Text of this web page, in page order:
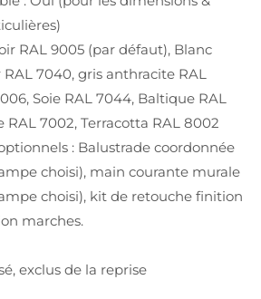
RAL 9005 (par défaut), Blanc
RAL 7040, gris anthracite RAL
Soie RAL 7044, Baltique RAL
RAL 7002, Terracotta RAL 8002
: Balustrade coordonnée
choisi), main courante murale
choisi), kit de retouche finition
marches.
exclus de la reprise